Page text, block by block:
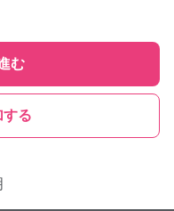
む
する